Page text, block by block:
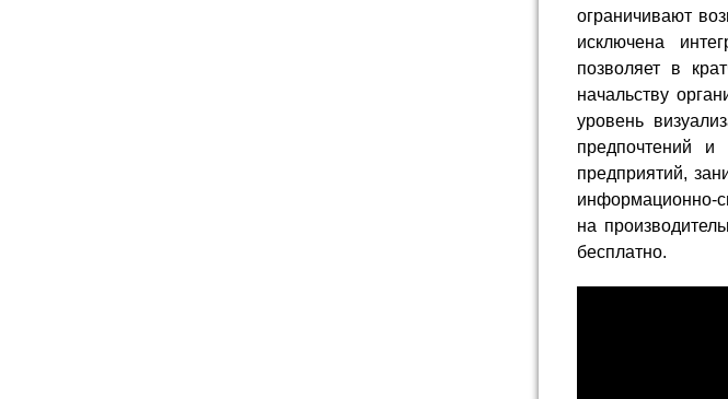
ограничивают
исключена
позволяет в
начальству
уровень
предпочтений и
предприятий,
информационно-
на
бесплатно.